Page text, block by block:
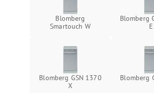
Blomberg
Smartouch W
Blomberg
E
Blomberg GSN 1370
X
Blomberg